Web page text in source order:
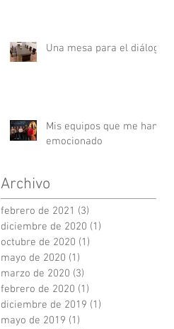
Una mesa para el diálogo
Mis equipos que me han
emocionado
Archivo
febrero de 2021 (3)
diciembre de 2020 (1)
octubre de 2020 (1)
mayo de 2020 (1)
marzo de 2020 (3)
febrero de 2020 (1)
diciembre de 2019 (1)
mayo de 2019 (1)